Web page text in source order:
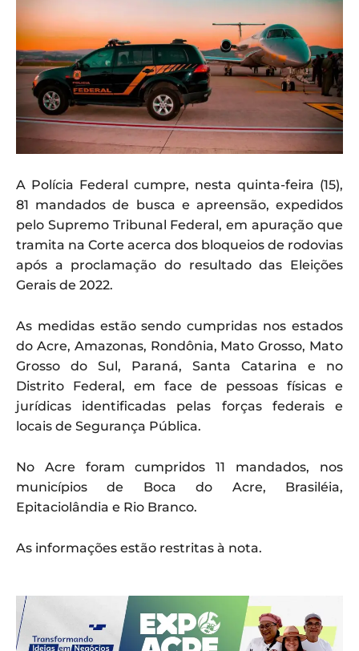
A Polícia Federal cumpre, nesta quinta-feira (15),
81 mandados de busca e apreensão, expedidos
pelo Supremo Tribunal Federal, em apuração que
tramita na Corte acerca dos bloqueios de rodovias
após a proclamação do resultado das Eleições
Gerais de 2022.
As medidas estão sendo cumpridas nos estados
do Acre, Amazonas, Rondônia, Mato Grosso, Mato
Grosso do Sul, Paraná, Santa Catarina e no
Distrito Federal, em face de pessoas físicas e
jurídicas identificadas pelas forças federais e
locais de Segurança Pública.
No Acre foram cumpridos 11 mandados, nos
municípios de Boca do Acre, Brasiléia,
Epitaciolândia e Rio Branco.
As informações estão restritas à nota.